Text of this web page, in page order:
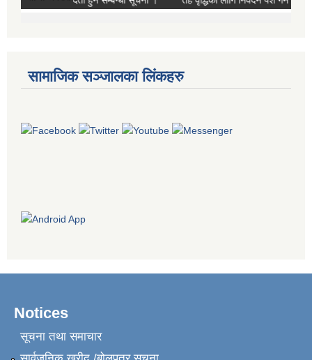
सामाजिक सञ्जालका लिंकहरु
Notices
सूचना तथा समाचार